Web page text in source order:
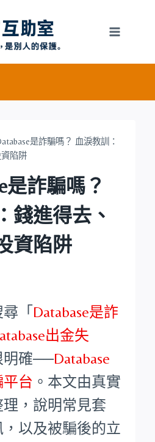
是詐騙嗎？ 血淚教訓：
陷阱
是詐騙嗎？
錢進得去、
資陷阱
「 Database是詐
出金失
明確──Database
台 。本文由真實
，說明常見套
以及被騙後的立